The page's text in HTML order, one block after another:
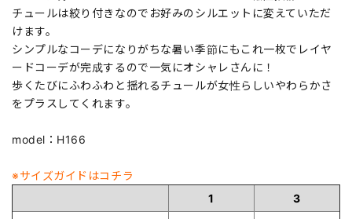
チュールは絞り付きなのでお好みのシルエットに変えていただ
けます。
シンプルなコーデになりがちな暑い季節にもこれ一枚でレイヤ
ードコーデが完成するので一気にオシャレさんに！
歩くたびにふわふわと揺れるチュールが女性らしいやわらかさ
をプラスしてくれます。
model：H166
※サイズガイドはコチラ
1
3